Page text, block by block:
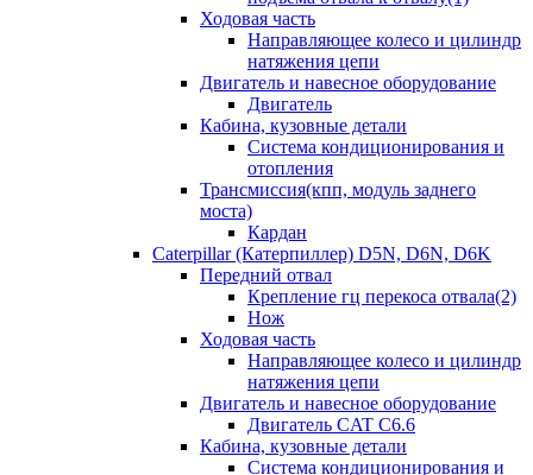
Ходовая часть
Направляющее колесо и цилиндр
натяжения цепи
Двигатель и навесное оборудование
Двигатель
Кабина, кузовные детали
Система кондиционирования и
отопления
Трансмиссия(кпп, модуль заднего
моста)
Кардан
Caterpillar (Катерпиллер) D5N, D6N, D6K
Передний отвал
Крепление гц перекоса отвала(2)
Нож
Ходовая часть
Направляющее колесо и цилиндр
натяжения цепи
Двигатель и навесное оборудование
Двигатель CAT C6.6
Кабина, кузовные детали
Система кондиционирования и